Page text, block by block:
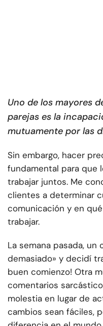
Uno de los mayores
parejas es la
mutuamente por las
Sin embargo, hacer
fundamental para que
trabajar juntos. Me
clientes a determinar
comunicación y en
trabajar.
La semana pasada, un
demasiado» y decidí
buen comienzo! Otra
comentarios
molestia en lugar de
cambios sean fáciles,